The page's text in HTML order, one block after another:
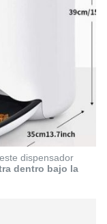
dispensador
dentro bajo la